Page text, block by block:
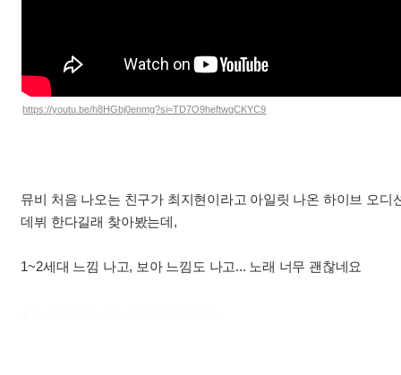
https://youtu.be/h8HGbj0enmg?si=TD7O9heftwqCKYC9
뮤비 처음 나오는 친구가 최지현이라고 아일릿 나온 하이브 오디
데뷔 한다길래 찾아봤는데,
1~2세대 느낌 나고, 보아 느낌도 나고... 노래 너무 괜찮네요